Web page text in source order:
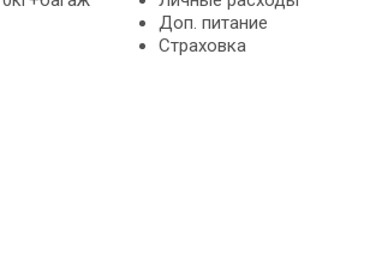
Доп. питание
Страховка